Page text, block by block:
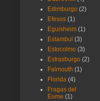
Edimburgo (2)
Efesos (1)
Eguisheim (1)
Estambul (3)
Estocolmo (3)
Estrasburgo (2)
Falmouth (1)
Florida (4)
Fragas del
Eume (1)